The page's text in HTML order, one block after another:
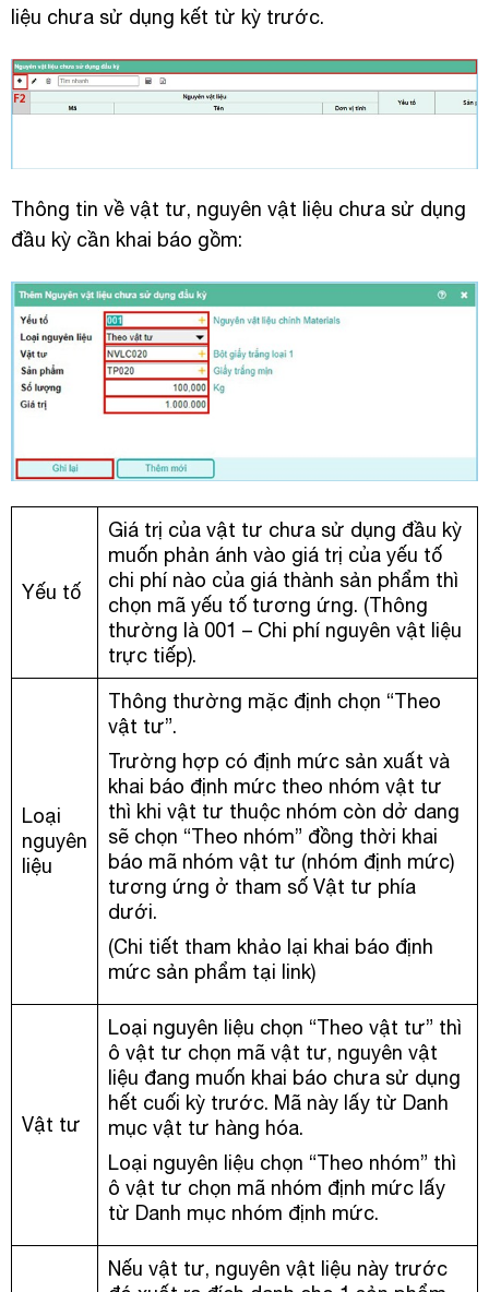
liệu chưa sử dụng kết từ kỳ trước.
Thông tin về vật tư, nguyên vật liệu chưa sử dụng
đầu kỳ cần khai báo gồm:
Yếu tố
Giá trị của vật tư chưa sử dụng đầu kỳ
muốn phản ánh vào giá trị của yếu tố
chi phí nào của giá thành sản phẩm thì
chọn mã yếu tố tương ứng. (Thông
thường là 001 – Chi phí nguyên vật liệu
trực tiếp).
Loại
nguyên
liệu
Thông thường mặc định chọn “Theo
vật tư”.
Trường hợp có định mức sản xuất và
khai báo định mức theo nhóm vật tư
thì khi vật tư thuộc nhóm còn dở dang
sẽ chọn “Theo nhóm” đồng thời khai
báo mã nhóm vật tư (nhóm định mức)
tương ứng ở tham số Vật tư phía
dưới.
(Chi tiết tham khảo lại khai báo định
mức sản phẩm tại link)
Vật tư
Loại nguyên liệu chọn “Theo vật tư” thì
ô vật tư chọn mã vật tư, nguyên vật
liệu đang muốn khai báo chưa sử dụng
hết cuối kỳ trước. Mã này lấy từ Danh
mục vật tư hàng hóa.
Loại nguyên liệu chọn “Theo nhóm” thì
ô vật tư chọn mã nhóm định mức lấy
từ Danh mục nhóm định mức.
Nếu vật tư, nguyên vật liệu này trước